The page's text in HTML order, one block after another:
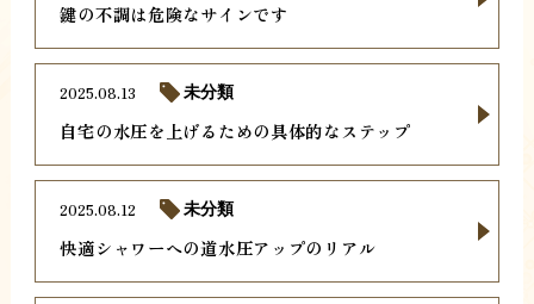
鍵の不調は危険なサインです
自宅の水圧を上げるための具体的なステップ
2025.08.13 未分類
快適シャワーへの道水圧アップのリアル
2025.08.12 未分類